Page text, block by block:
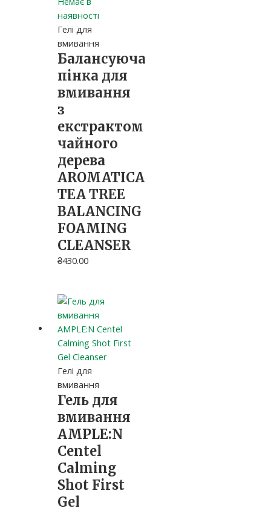
наявності
Гелі для
вмивання
Балансуюча
пінка для
вмивання
з
екстрактом
чайного
дерева
AROMATICA
TEA TREE
BALANCING
FOAMING
CLEANSER
₴430.00
Гелі для
вмивання
Гель для
вмивання
AMPLE:N
Centel
Calming
Shot First
Gel